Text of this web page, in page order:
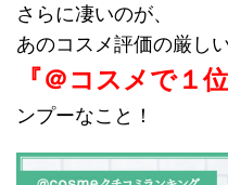
さらに凄いのが、
あのコスメ評価の厳し
『＠コスメで１位
ンプーなこと！